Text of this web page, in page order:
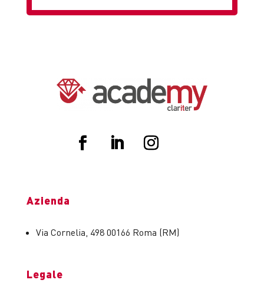
Azienda
Via Cornelia, 498 00166 Roma (RM)
Legale